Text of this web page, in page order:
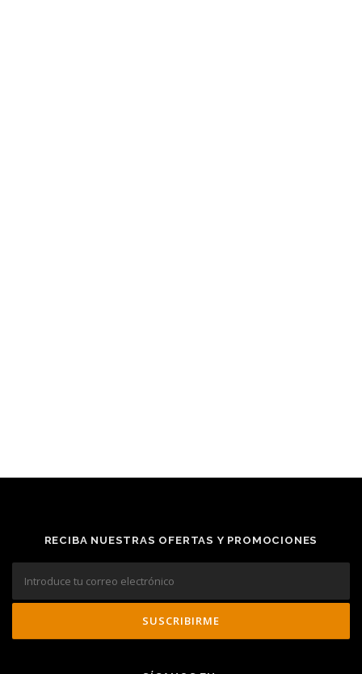
RECIBA NUESTRAS OFERTAS Y PROMOCIONES